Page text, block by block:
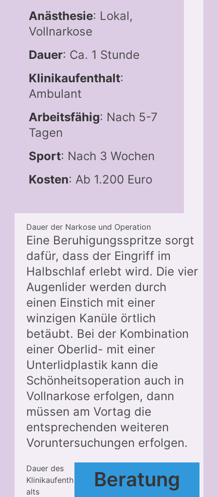
Anästhesie: Lokal,
Vollnarkose
Dauer: Ca. 1 Stunde
Klinikaufenthalt:
Ambulant
Arbeitsfähig: Nach 5-7
Tagen
Sport: Nach 3 Wochen
Kosten: Ab 1.200 Euro
Dauer der Narkose und Operation
Eine Beruhigungsspritze sorgt
dafür, dass der Eingriff im
Halbschlaf erlebt wird. Die vier
Augenlider werden durch
einen Einstich mit einer
winzigen Kanüle örtlich
betäubt. Bei der Kombination
einer Oberlid- mit einer
Unterlidplastik kann die
Schönheitsoperation auch in
Vollnarkose erfolgen, dann
müssen am Vortag die
entsprechenden weiteren
Voruntersuchungen erfolgen.
Beratung
Dauer des
Klinikaufenth
alts